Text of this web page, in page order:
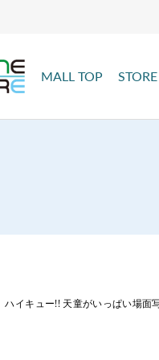
MALL TOP STORE
ハイキュー!! 天童がいっぱい場面